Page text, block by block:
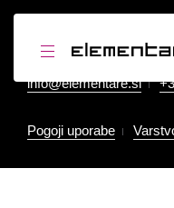
Resljeva cesta 3,
info@elementare.si
Pogoji uporabe